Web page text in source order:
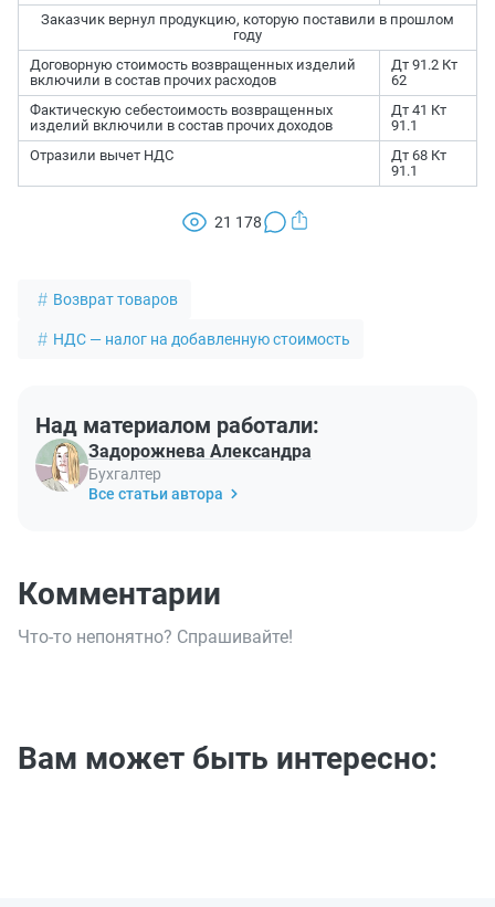
Заказчик вернул продукцию, которую поставили в прошлом
году
Договорную стоимость возвращенных изделий
включили в состав прочих расходов
Дт 91.2 Кт
62
Фактическую себестоимость возвращенных
изделий включили в состав прочих доходов
Дт 41 Кт
91.1
Отразили вычет НДС
Дт 68 Кт
91.1
21 178
Возврат товаров
НДС — налог на добавленную стоимость
Над материалом работали:
Задорожнева Александра
Бухгалтер
Все статьи автора
Комментарии
Что-то непонятно? Спрашивайте!
Вам может быть интересно: